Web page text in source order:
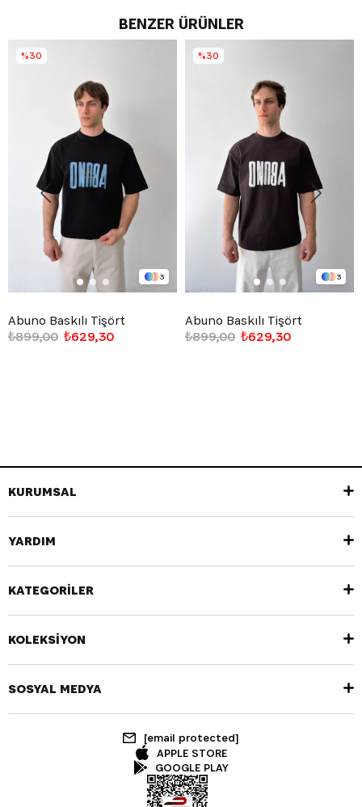
BENZER ÜRÜNLER
3
Abuno Baskılı Tişört
₺629,30
₺899,00
%30
3
Abuno Baskılı Tişört
₺629,30
₺899,00
%30
KURUMSAL
YARDIM
KATEGORİLER
KOLEKSİYON
SOSYAL MEDYA
[email protected]
APPLE STORE
GOOGLE PLAY